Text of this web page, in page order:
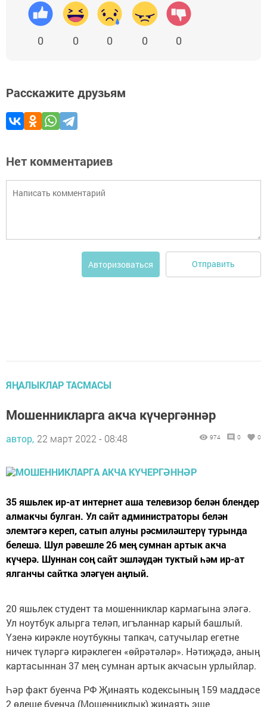
0 0 0 0 0
Расскажите друзьям
Нет комментариев
Авторизоваться Отправить
ЯҢАЛЫКЛАР ТАСМАСЫ
Мошенникларга акча күчергәннәр
автор, 22 март 2022 - 08:48 974 0 0
35 яшьлек ир-ат интернет аша телевизор белән блендер
алмакчы булган. Ул сайт администраторы белән
элемтәгә кереп, сатып алуны рәсмиләштерү турында
белешә. Шул рәвешле 26 мең сумнан артык акча
күчерә. Шуннан соң сайт эшләүдән туктый һәм ир-ат
ялганчы сайтка эләгүен аңлый.
20 яшьлек студент та мошенниклар кармагына эләгә.
Ул ноутбук алырга теләп, игъланнар карый башлый.
Үзенә кирәкле ноутбукны тапкач, сатучылар егетне
ничек түләргә кирәклеген «өйрәтәләр». Нәтиҗәдә, аның
картасыннан 37 мең сумнан артык акчасын урлыйлар.
Һәр факт буенча РФ Җинаять кодексының 159 маддәсе
2 өлеше буенча (Мошенниклык) җинаять эше